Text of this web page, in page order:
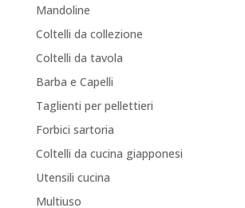
Mandoline
Coltelli da collezione
Coltelli da tavola
Barba e Capelli
Taglienti per pellettieri
Forbici sartoria
Coltelli da cucina giapponesi
Utensili cucina
Multiuso